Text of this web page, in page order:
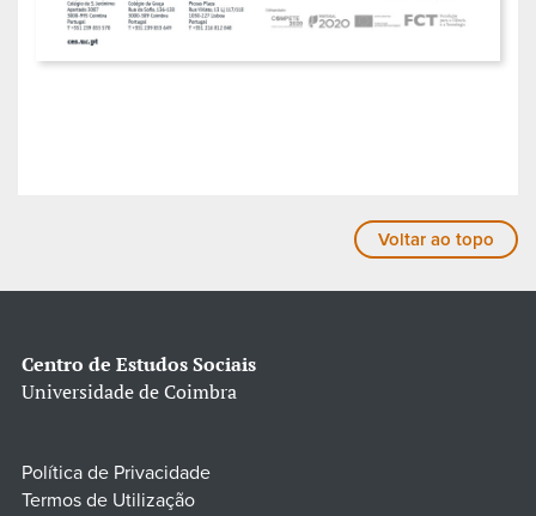
Voltar ao topo
Centro de Estudos Sociais
Universidade de Coimbra
Política de Privacidade
Termos de Utilização